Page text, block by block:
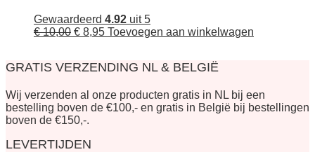
Gewaardeerd 4.92 uit 5
€10,00 Oorspronkelijke
€ 10,00.
€ 8,95Huidige
€ 8,95.
Toevoegen aan winkelwagen
GRATIS VERZENDING NL & BELGIË
Wij verzenden al onze producten gratis in NL bij een
bestelling boven de €100,- en gratis in België bij bestellingen
boven de €150,-.
LEVERTIJDEN